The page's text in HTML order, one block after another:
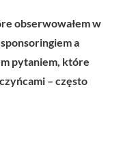
obserwowałem w
a
pytaniem, które
– często